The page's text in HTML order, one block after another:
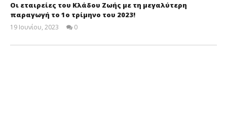
Οι εταιρείες του Κλάδου Ζωής με τη μεγαλύτερη
παραγωγή το 1ο τρίμηνο του 2023!
19 Ιουνίου, 2023
Insurance
0